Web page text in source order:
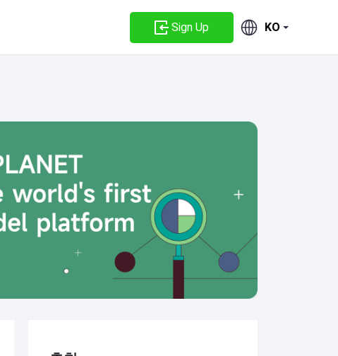
Sign Up KO